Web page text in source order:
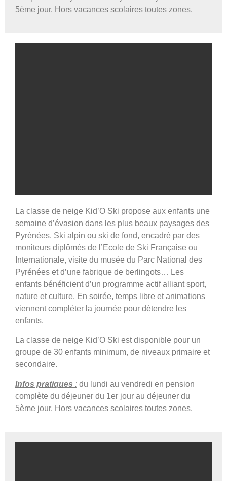
5ème jour. Hors vacances scolaires toutes zones.
Classe de neige Kid'O
Ski
Voir le programme et le tarif
La classe de neige Kid’O Ski propose aux enfants une
semaine d’évasion dans les plus beaux paysages des
Pyrénées. Ski alpin ou ski de fond, encadré par des
moniteurs diplômés de l’Ecole de Ski Française ou
Internationale, visite du musée du Parc National des
Pyrénées et d’une fabrique de berlingots… Les
enfants bénéficient d’un programme actif alliant sport,
nature et culture. En soirée, temps libre et animations
viennent compléter la journée pour détendre les
enfants.
La classe de neige Kid’O Ski est disponible pour un
groupe de 30 enfants minimum, de niveaux primaire et
secondaire.
Infos pratiques : du lundi au vendredi en pension
complète du déjeuner du 1er jour au déjeuner du
5ème jour. Hors vacances scolaires toutes zones.